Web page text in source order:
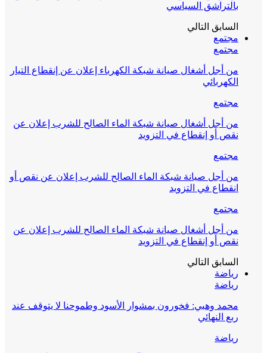
بالتراشق السياسي
السابق التالي
مجتمع
مجتمع
من أجل أشغال صيانة شبكة الكهرباء إعلان عن إنقطاع التيار
الكهربائي
مجتمع
من أجل أشغال صيانة شبكة الماء الصالح للشرب إعلان عن
نقص أو إنقطاع في التزويد
مجتمع
من أجل صيانة شبكة الماء الصالح للشرب إعلان عن نقص أو
انقطاع في التزويد
مجتمع
من أجل أشغال صيانة شبكة الماء الصالح للشرب إعلان عن
نقص أو إنقطاع في التزويد
السابق التالي
رياضة
رياضة
محمد وهبي: فخورون بمشوار الأسود وطموحنا لا يتوقف عند
ربع النهائي
رياضة